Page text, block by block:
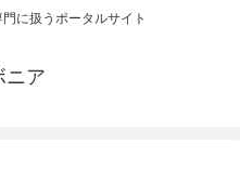
に扱うポータルサイト
ニア